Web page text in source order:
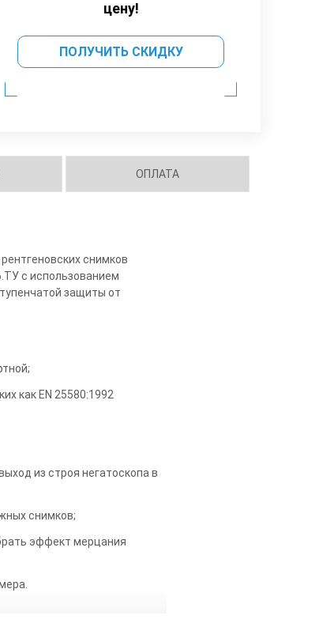
цену!
ПОЛУЧИТЬ СКИДКУ
ОПЛАТА
снимков
с использованием
защиты от
как EN 25580:1992
из строя негатоскопа в
снимков;
эффект мерцания